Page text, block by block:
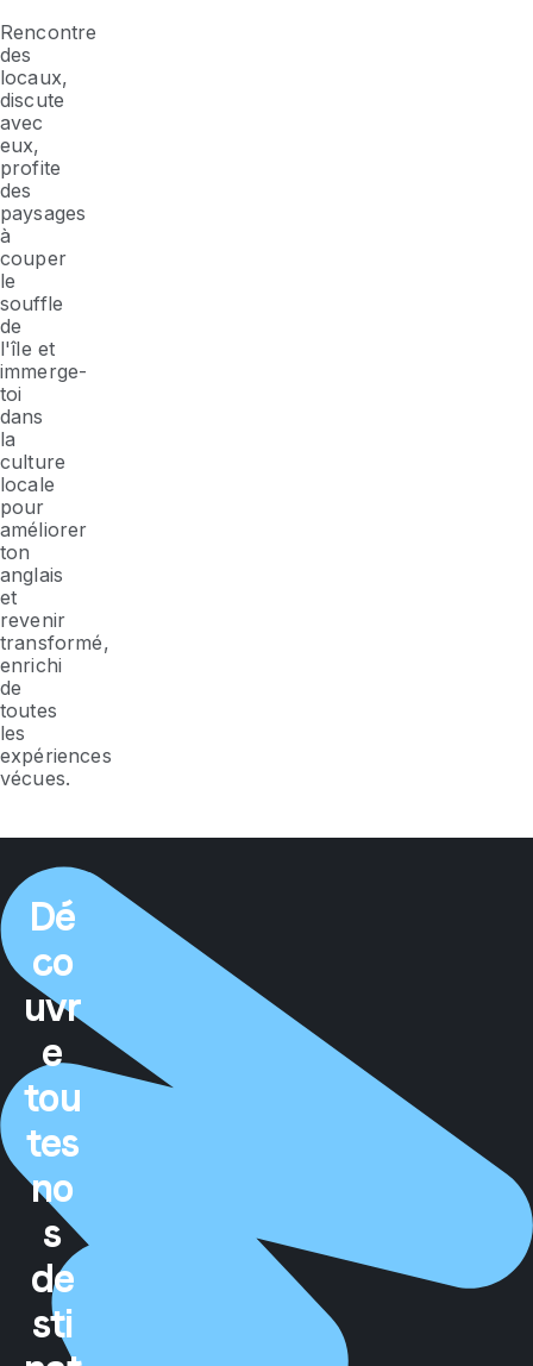
Rencontre
des
locaux,
discute
avec
eux,
profite
des
paysages
à
couper
le
souffle
de
l'île et
immerge-
toi
dans
la
culture
locale
pour
améliorer
ton
anglais
et
revenir
transformé,
enrichi
de
toutes
les
expériences
vécues.
Dé
co
uvr
e
tou
tes
no
s
de
sti